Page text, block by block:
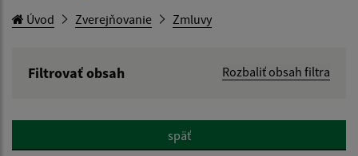
Úvod Zverejňovanie Zmluvy
Filtrovať obsah
Rozbaliť obsah filtra
Hľadať v:
späť